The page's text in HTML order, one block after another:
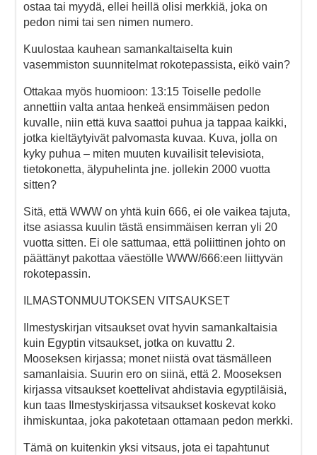
ostaa tai myydä, ellei heillä olisi merkkiä, joka on
pedon nimi tai sen nimen numero.
Kuulostaa kauhean samankaltaiselta kuin
vasemmiston suunnitelmat rokotepassista, eikö vain?
Ottakaa myös huomioon: 13:15 Toiselle pedolle
annettiin valta antaa henkeä ensimmäisen pedon
kuvalle, niin että kuva saattoi puhua ja tappaa kaikki,
jotka kieltäytyivät palvomasta kuvaa. Kuva, jolla on
kyky puhua – miten muuten kuvailisit televisiota,
tietokonetta, älypuhelinta jne. jollekin 2000 vuotta
sitten?
Sitä, että WWW on yhtä kuin 666, ei ole vaikea tajuta,
itse asiassa kuulin tästä ensimmäisen kerran yli 20
vuotta sitten. Ei ole sattumaa, että poliittinen johto on
päättänyt pakottaa väestölle WWW/666:een liittyvän
rokotepassin.
ILMASTONMUUTOKSEN VITSAUKSET
Ilmestyskirjan vitsaukset ovat hyvin samankaltaisia
kuin Egyptin vitsaukset, jotka on kuvattu 2.
Mooseksen kirjassa; monet niistä ovat täsmälleen
samanlaisia. Suurin ero on siinä, että 2. Mooseksen
kirjassa vitsaukset koettelivat ahdistavia egyptiläisiä,
kun taas Ilmestyskirjassa vitsaukset koskevat koko
ihmiskuntaa, joka pakotetaan ottamaan pedon merkki.
Tämä on kuitenkin yksi vitsaus, jota ei tapahtunut